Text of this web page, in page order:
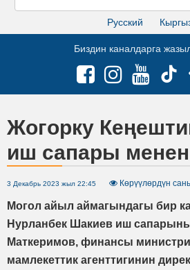
Русский
Биздин каналдарга
Жогорку
иш сапары
3 Декабрь 2023 жыл 22:45 Көрүүлөрдүн
Могол айыл аймагындагы бир
Нурланбек Шакиев иш
Маткеримов, финансы
мамлекеттик агенттигинин